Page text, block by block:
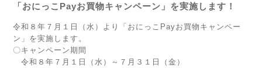
「おにっこPayお買物キャンペーン」を実施します！
令和８年７月１日（水）より「おにっこPayお買物キャンペー
ン」を実施します。
〇キャンペーン期間
令和８年７月１日（水）～７月３１日（金）